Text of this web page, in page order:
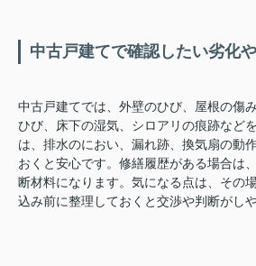
中古戸建てで確認したい劣化
中古戸建てでは、外壁のひび、屋根の傷
ひび、床下の湿気、シロアリの痕跡など
は、排水のにおい、漏れ跡、換気扇の動
おくと安心です。修繕履歴がある場合は
断材料になります。気になる点は、その
込み前に整理しておくと交渉や判断がし